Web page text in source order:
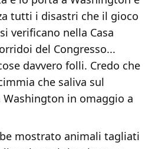
tutti i disastri che il gioco
verificano nella Casa
del Congresso...
davvero folli. Credo che
che saliva sul
in omaggio a
mostrato animali tagliati